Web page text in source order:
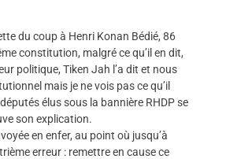
du coup à Henri Konan Bédié, 86
constitution, malgré ce qu’il en dit,
politique, Tiken Jah l’a dit et nous
mais je ne vois pas ce qu’il
élus sous la bannière RHDP se
son explication.
en enfer, au point où jusqu’à
erreur : remettre en cause ce